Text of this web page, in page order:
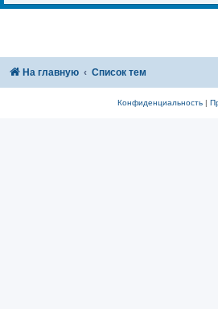
На главную Список тем
Конфиденциальность|